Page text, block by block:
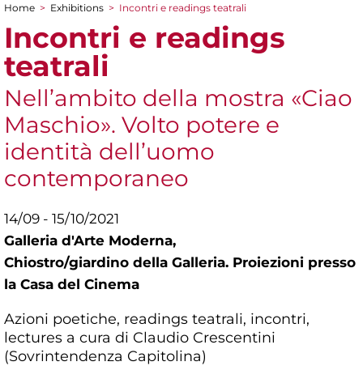
You are here
Home > Exhibitions > Incontri e readings teatrali
Incontri e readings
teatrali
Nell’ambito della mostra «Ciao
Maschio». Volto potere e
identità dell’uomo
contemporaneo
14/09 - 15/10/2021
Galleria d'Arte Moderna,
Chiostro/giardino della Galleria. Proiezioni presso
la Casa del Cinema
Azioni poetiche, readings teatrali, incontri,
lectures a cura di Claudio Crescentini
(Sovrintendenza Capitolina)